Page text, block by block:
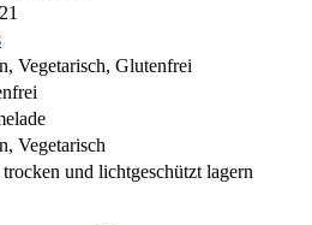
Vegetarisch, Glutenfrei
Vegetarisch
und lichtgeschützt lagern